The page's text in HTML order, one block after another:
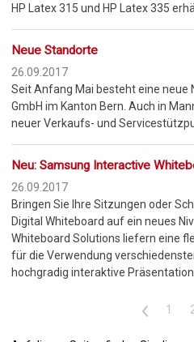
HP Latex 315 und HP Latex 335
Neue Standorte
26.09.2017
Seit Anfang Mai besteht eine neue
GmbH im Kanton Bern. Auch in
neuer Verkaufs- und
Neu: Samsung Interactive
26.09.2017
Bringen Sie Ihre Sitzungen oder
Digital Whiteboard auf ein neues
Whiteboard Solutions liefern eine
für die Verwendung
hochgradig interaktive
< 1